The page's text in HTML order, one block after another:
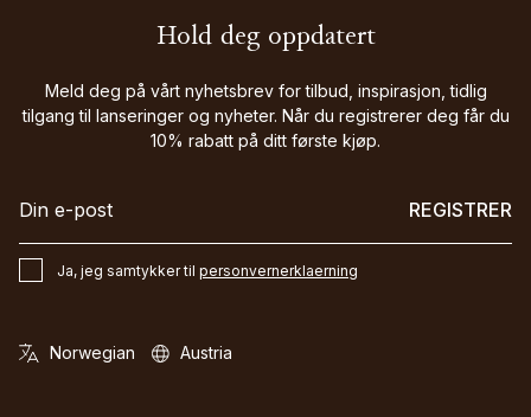
Hold deg oppdatert
Meld deg på vårt nyhetsbrev for tilbud, inspirasjon, tidlig
tilgang til lanseringer og nyheter. Når du registrerer deg får du
10% rabatt på ditt første kjøp.
REGISTRER
Ja, jeg samtykker til personvernerklaerning